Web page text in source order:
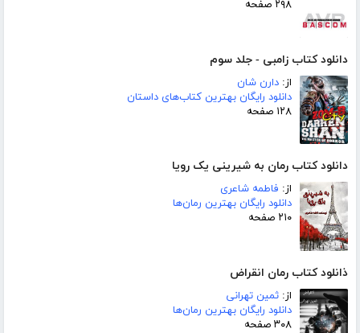
۲۹۸ صفحه
دانلود کتاب زامبی - جلد سوم
از: دارن شان
دانلود رایگان بهترین کتاب‌های داستان
۱۲۸ صفحه
دانلود کتاب رمان به شیرینی یک رویا
از: فاطمه شاعری
دانلود رایگان بهترین رمان‌ها
۲۱۰ صفحه
ذانلود کتاب رمان انقراض
از: ثمین تهرانی
دانلود رایگان بهترین رمان‌ها
۳۰۸ صفحه